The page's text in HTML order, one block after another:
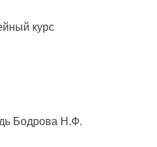
курс
Бодрова Н.Ф.